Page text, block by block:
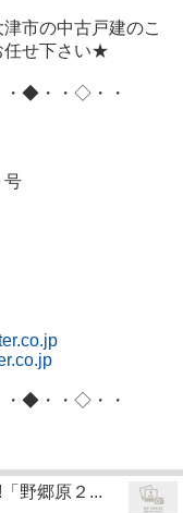
市の中古戸建のこ
任せ下さい★
◆・・◇・・
号
◆・・◇・・
野郷原２...